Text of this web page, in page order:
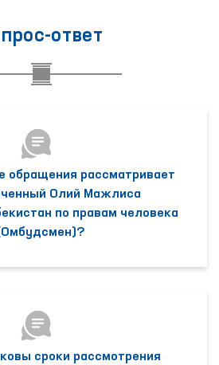
ответ
обращения рассматривает
Олий Мажлиса
по правам человека
сроки рассмотрения